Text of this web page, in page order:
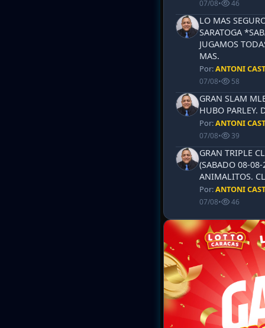
07/08• 46
LO MAS
SARATOGA
JUGAMOS
MAS.
Por:ANTONI
07/08• 58
GRAN SLAM
HUBO PARLEY.
Por:ANTONI
07/08• 39
GRAN TRIPLE
(SABADO 08-
ANIMALITOS.
Por:ANTONI
07/08• 46